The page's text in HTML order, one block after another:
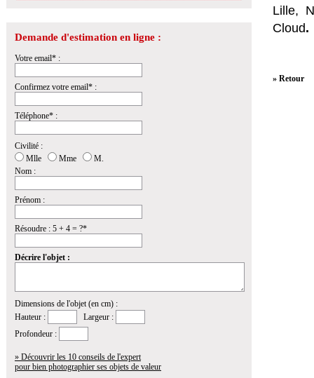
Demande d'estimation en ligne :
Votre email* :
Confirmez votre email* :
Téléphone* :
Civilité :
Mlle
Mme
M.
Nom :
Prénom :
Résoudre : 5 + 4 = ?*
Décrire l'objet :
Dimensions de l'objet (en cm) :
Hauteur :
Largeur :
Profondeur :
» Découvrir les 10 conseils de l'expert
pour bien photographier ses objets de valeur
Lille,
Cloud.
» Retour